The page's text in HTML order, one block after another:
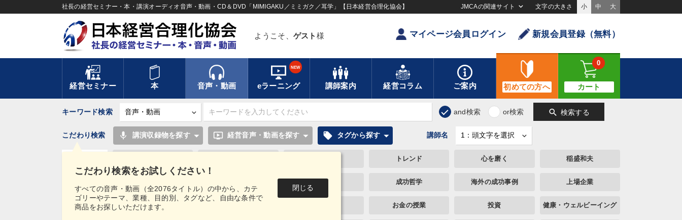
社長の経営セミナー・本・講演オーディオ音声・動画・CD＆DVD「MIMIGAKU／ミミガク／耳学」【日本経営合理化協会】 JMCAの関連サイト 文字の大きさ 小 中 大
ようこそ、 ゲスト 様 マイページ会員ログイン 新規会員登録（無料）
経営セミナー 本 音声・動画 eラーニング
NEW
講師案内 経営コラム ご案内 初めての方へ カート
0
キーワード検索 and検索 or検索 search 検索する
こだわり検索をお試しください！
すべての音声・動画（全2076タイトル）の中から、カテ
ゴリーやテーマ、業種、目的別、タグなど、自由な条件で
商品をお探しいただけます。
閉じる
こだわり検索 mic 講演収録物を探す ondemand_video 経営音声・動画を探す local_offer タグから探す 講師名
タグ・
キーワード
トレンド 心を磨く 稲盛和夫
生産性向上 成功哲学 海外の成功事例 上場企業
大竹愼一 お金の授業 投資 健康・ウェルビーイング